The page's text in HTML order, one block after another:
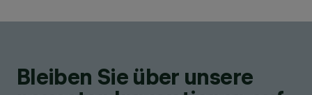
Bleiben Sie über unsere